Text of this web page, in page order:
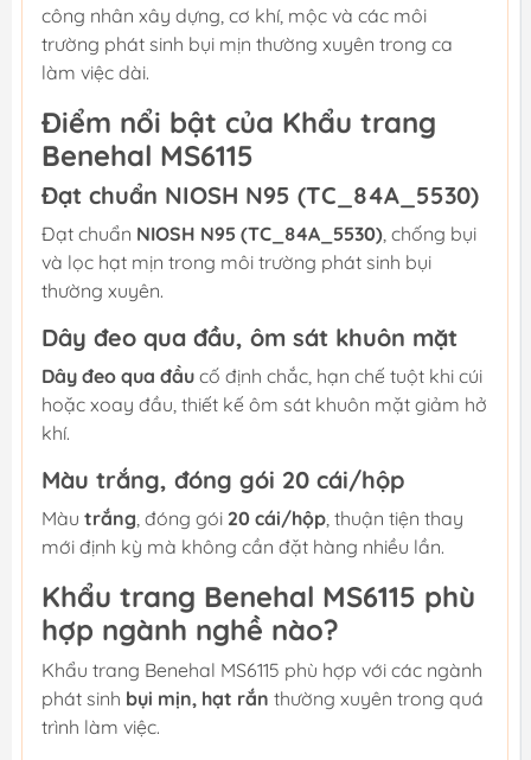
công nhân xây dựng, cơ khí, mộc và các môi
trường phát sinh bụi mịn thường xuyên trong ca
làm việc dài.
Điểm nổi bật của Khẩu trang
Benehal MS6115
Đạt chuẩn NIOSH N95 (TC_84A_5530)
Đạt chuẩn NIOSH N95 (TC_84A_5530) , chống bụi
và lọc hạt mịn trong môi trường phát sinh bụi
thường xuyên.
Dây đeo qua đầu, ôm sát khuôn mặt
Dây đeo qua đầu cố định chắc, hạn chế tuột khi cúi
hoặc xoay đầu, thiết kế ôm sát khuôn mặt giảm hở
khí.
Màu trắng, đóng gói 20 cái/hộp
Màu trắng , đóng gói 20 cái/hộp , thuận tiện thay
mới định kỳ mà không cần đặt hàng nhiều lần.
Khẩu trang Benehal MS6115 phù
hợp ngành nghề nào?
Khẩu trang Benehal MS6115 phù hợp với các ngành
phát sinh bụi mịn, hạt rắn thường xuyên trong quá
trình làm việc.